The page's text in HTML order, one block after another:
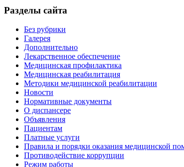
Разделы сайта
Без рубрики
Галерея
Дополнительно
Лекарственное обеспечение
Медицинская профилактика
Медицинская реабилитация
Методики медицинской реабилитации
Новости
Нормативные документы
О диспансере
Объявления
Пациентам
Платные услуги
Правила и порядки оказания медицинской
Противодействие коррупции
Режим работы